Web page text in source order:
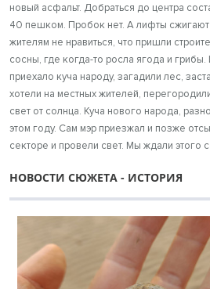
новый асфальт. Добраться до центра
40 пешком. Пробок нет. А лифты сжигают
жителям не нравиться, что пришли
сосны, где когда-то росла ягода и
приехало куча народу, загадили лес,
хотели на местных жителей,
свет от солнца. Куча нового народа,
этом году. Сам мэр приезжал и позже
секторе и провели свет. Мы ждали этого
НОВОСТИ СЮЖЕТА - ИСТОРИЯ